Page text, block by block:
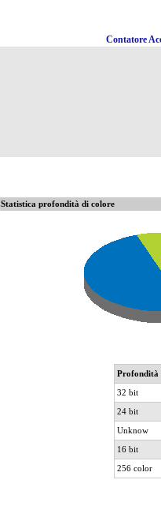
Contatore
Statistica profondità di colore
Profondità
32 bit
24 bit
Unknow
16 bit
256 color